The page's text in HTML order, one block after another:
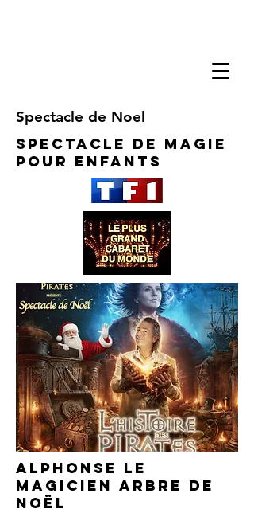
Spectacle de Noel
Spectacle de Magie
pour enfants
Alphonse le
magicien arbre de
noël